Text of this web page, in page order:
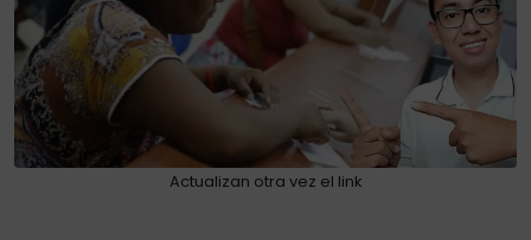
Actualizan otra vez el link